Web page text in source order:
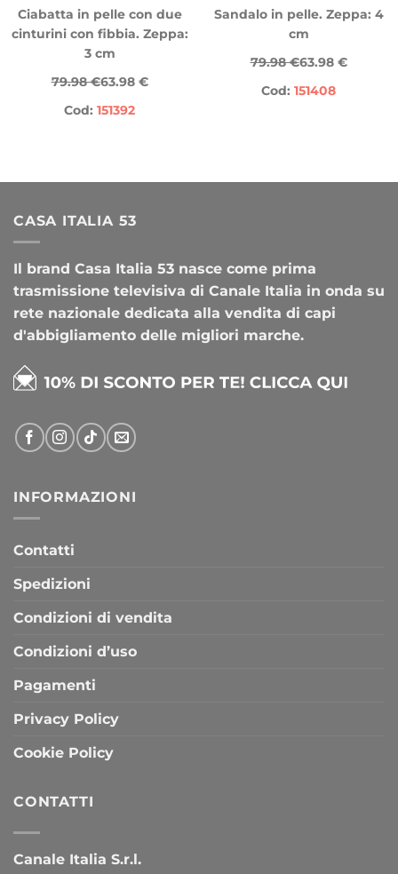
Ciabatta in pelle con due
cinturini con fibbia. Zeppa:
3 cm
79.98 €63.98 €
Cod: 151392
Sandalo in pelle. Zeppa: 4
cm
79.98 €63.98 €
Cod: 151408
CASA ITALIA 53
Il brand Casa Italia 53 nasce come prima
trasmissione televisiva di Canale Italia in onda su
rete nazionale dedicata alla vendita di capi
d'abbigliamento delle migliori marche.
INFORMAZIONI
Contatti
Spedizioni
Condizioni di vendita
Condizioni d’uso
Pagamenti
Privacy Policy
Cookie Policy
CONTATTI
Canale Italia S.r.l.